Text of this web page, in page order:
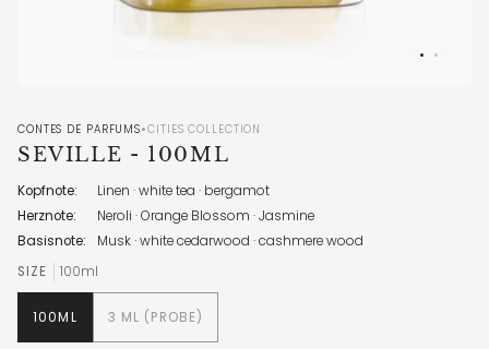
CONTES DE PARFUMS•CITIES COLLECTION
SEVILLE - 100ML
Kopfnote:
Linen · white tea · bergamot
Herznote:
Neroli · Orange Blossom · Jasmine
Basisnote:
Musk · white cedarwood · cashmere wood
SIZE
100ml
100ML 3 ML (PROBE)